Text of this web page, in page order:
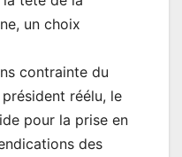
un choix
contrainte du
réélu, le
pour la prise en
des